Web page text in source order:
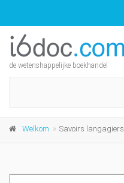
de wetenshappelijke boekhandel
Welkom Savoirs langagiers